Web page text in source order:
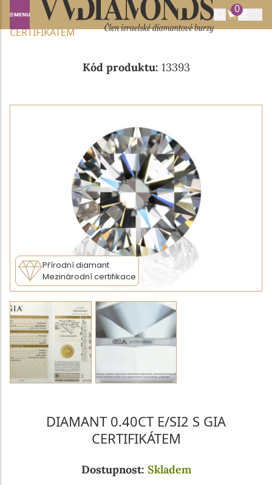
0
Domů NABÍDKA DIAMANTŮ
0.40CT E/SI2 S GIA
CERTIFIKÁTEM
Kód produktu: 13393
Přírodní diamant
Mezinárodní certifikace
DIAMANT 0.40CT E/SI2 S GIA
CERTIFIKÁTEM
Dostupnost: Skladem